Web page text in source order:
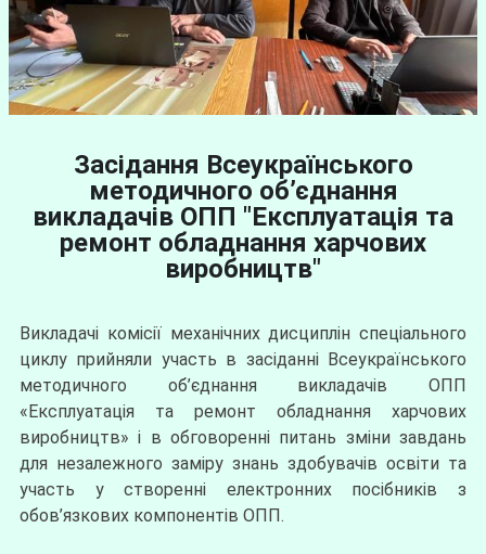
Засідання Всеукраїнського
методичного об’єднання
викладачів ОПП "Експлуатація та
ремонт обладнання харчових
виробництв"
Викладачі комісії механічних дисциплін спеціального
циклу прийняли участь в засіданні Всеукраїнського
методичного об’єднання викладачів ОПП
«Експлуатація та ремонт обладнання харчових
виробництв» і в обговоренні питань зміни завдань
для незалежного заміру знань здобувачів освіти та
участь у створенні електронних посібників з
обов’язкових компонентів ОПП.